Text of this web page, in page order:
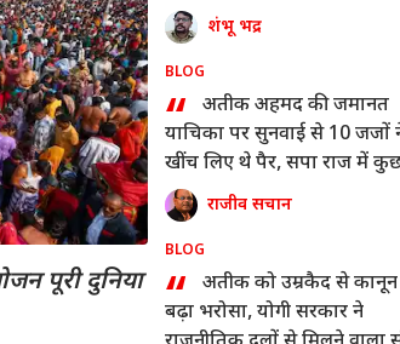
पूरी दुनिया
शंभू भद्र
BLOG
“ अतीक अहमद की जमानत
याचिका पर सुनवाई से 10 जजों
खींच लिए थे पैर, सपा राज में
था खौफराजीव सचान
BLOG
“ अतीक को उम्रकैद से
बढ़ा भरोसा, योगी सरकार ने
रील्स
उत्तर प्रदेश और उत्तराखंड इंडिया